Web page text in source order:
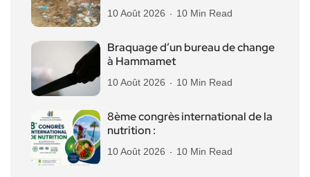
10 Août 2026 10 Min Read
Braquage d’un bureau de change
à Hammamet
10 Août 2026 10 Min Read
8ème congrès international de la
nutrition :
10 Août 2026 10 Min Read